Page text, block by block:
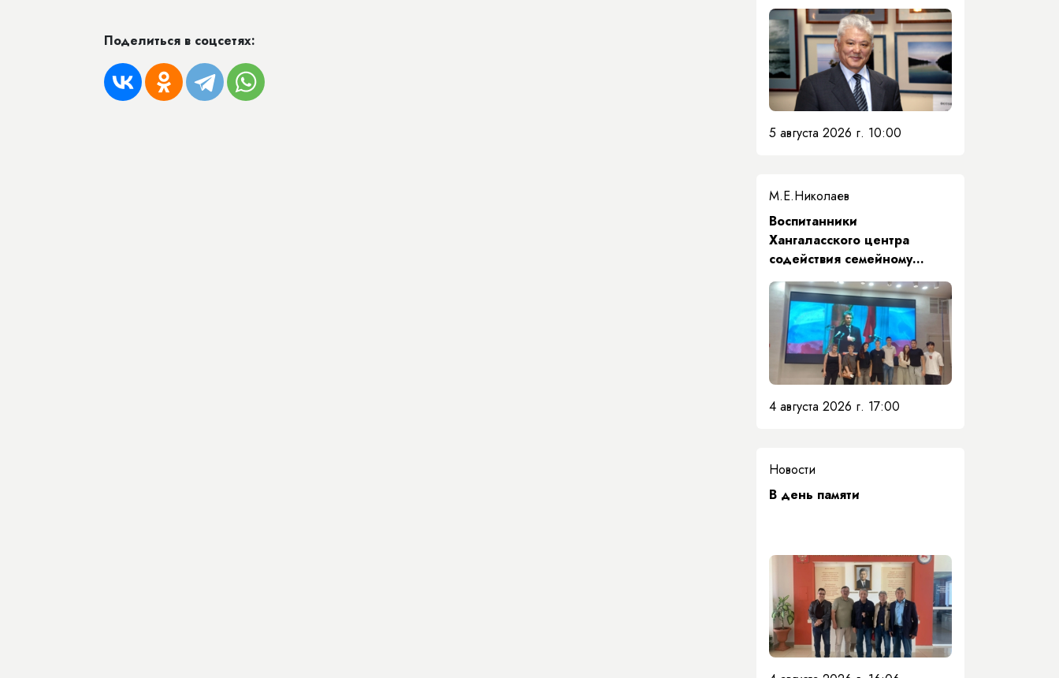
Поделиться в соцсетях:
5 августа 2026 г. 10:00
М.Е.Николаев
​Воспитанники
Хангаласского центра
содействия семейному
воспитанию почтили память
Первого Президента Якутии
4 августа 2026 г. 17:00
Новости
​В день памяти